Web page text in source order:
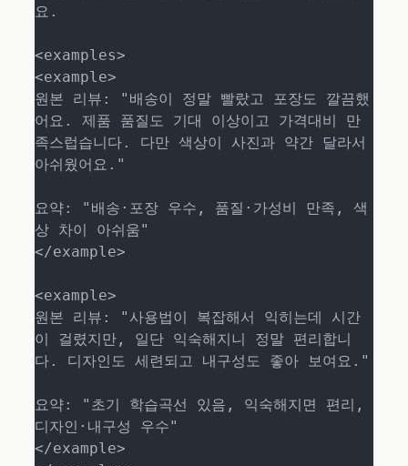
요.
<examples>
<example>
원본 리뷰: "배송이 정말 빨랐고 포장도 깔끔했
어요. 제품 품질도 기대 이상이고 가격대비 만
족스럽습니다. 다만 색상이 사진과 약간 달라서
아쉬웠어요."
요약: "배송·포장 우수, 품질·가성비 만족, 색
상 차이 아쉬움"
</example>
<example>
원본 리뷰: "사용법이 복잡해서 익히는데 시간
이 걸렸지만, 일단 익숙해지니 정말 편리합니
다. 디자인도 세련되고 내구성도 좋아 보여요."
요약: "초기 학습곡선 있음, 익숙해지면 편리,
디자인·내구성 우수"
</example>